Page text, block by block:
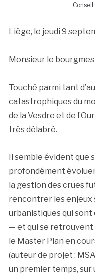
Liège, le jeudi 9
Monsieur le
Touché parmi tant
catastrophiques du
de la Vesdre et de
très délabré.
Il semble évident que
profondément
la gestion des crues
rencontrer les enjeux
urbanistiques qui
— et qui se
le Master Plan en
(auteur de projet :
un premier temps, sur